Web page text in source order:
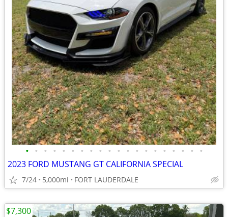
• • • • • • • • • • • • • • • • • • • •
2023 FORD MUSTANG GT CALIFORNIA SPECIAL
7/24 5,000mi FORT LAUDERDALE
$7,300